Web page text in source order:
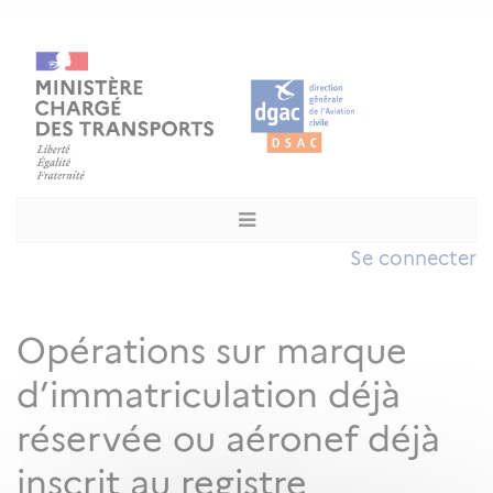
Se connecter
Opérations sur marque
d’immatriculation déjà
réservée ou aéronef déjà
inscrit au registre